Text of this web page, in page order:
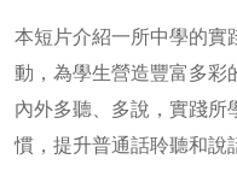
本短片介紹一所中學的實
動，為學生營造豐富多彩
內外多聽、多說，實踐所
慣，提升普通話聆聽和說